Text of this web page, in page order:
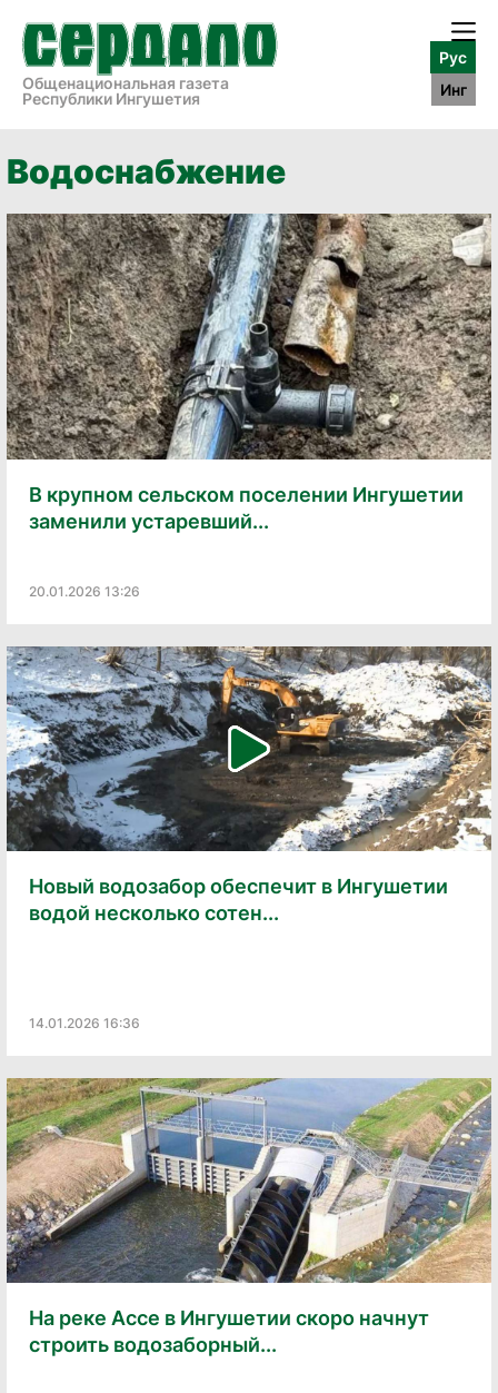
Общенациональная газета
Республики Ингушетия
Рус
Инг
Водоснабжение
В крупном сельском поселении Ингушетии
заменили устаревший...
20.01.2026 13:26
Новый водозабор обеспечит в Ингушетии
водой несколько сотен...
14.01.2026 16:36
На реке Ассе в Ингушетии скоро начнут
строить водозаборный...